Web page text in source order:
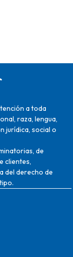
a toda
raza, lengua,
jurídica, social o
de
clientes,
del derecho de